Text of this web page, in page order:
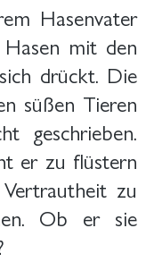
Hasenvater
Hasen mit den
drückt. Die
süßen Tieren
geschrieben.
er zu flüstern
zu
Ob er sie